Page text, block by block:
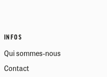
INFOS
Qui sommes-nous
Contact